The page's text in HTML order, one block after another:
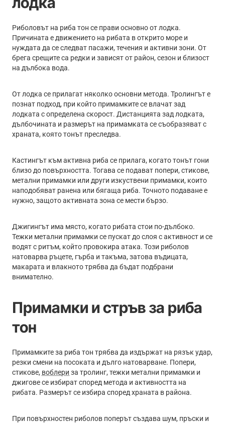
Риболовът на риба тон се прави основно от лодка.
Причината е движението на рибата в открито море и
нуждата да се следват пасажи, течения и активни зони. От
брега срещите са редки и зависят от район, сезон и близост
на дълбока вода.
От лодка се прилагат няколко основни метода. Тролингът е
познат подход, при който примамките се влачат зад
лодката с определена скорост. Дистанцията зад лодката,
дълбочината и размерът на примамката се съобразяват с
храната, която тонът преследва.
Кастингът към активна риба се прилага, когато тонът гони
близо до повърхността. Тогава се подават попери, стикове,
метални примамки или други изкуствени примамки, които
наподобяват ранена или бягаща риба. Точното подаване е
нужно, защото активната зона се мести бързо.
Джигингът има място, когато рибата стои по-дълбоко.
Тежки метални примамки се пускат до слоя с активност и се
водят с ритъм, който провокира атака. Този риболов
натоварва ръцете, гърба и такъма, затова въдицата,
макарата и влакното трябва да бъдат подбрани
внимателно.
Примамки и стръв за риба
тон
Примамките за риба тон трябва да издържат на рязък удар,
резки смени на посоката и дълго натоварване. Попери,
стикове, воблери за тролинг, тежки метални примамки и
джигове се избират според метода и активността на
рибата. Размерът се избира според храната в района.
При повърхностен риболов поперът създава шум, пръски и